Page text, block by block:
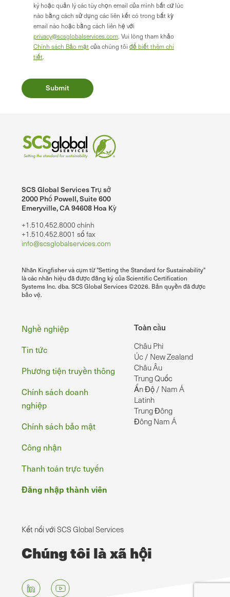
ký hoặc quản lý các tùy chọn email của mình bất cứ lúc
nào bằng cách sử dụng các liên kết có trong bất kỳ
email nào hoặc bằng cách liên hệ với
privacy@scsglobalservices.com . Vui lòng tham khảo
Chính sách Bảo mậtcủa chúng tôi để biết thêm chi
tiết
SCS Global Services Trụ sở
2000 Phố Powell, Suite 600
Emeryville, CA 94608 Hoa Kỳ
+1.510.452.8000 chính
+1.510.452.8001 số fax
info@scsglobalservices.com
Nhãn Kingfisher và cụm từ "Setting the Standard for Sustainability"
là các nhãn hiệu đã được đăng ký của Scientific Certification
Systems Inc. dba. SCS Global Services ©2026. Bản quyền đã được
bảo vệ.
Toàn cầu
Châu Phi
Úc / New Zealand
Châu Âu
Trung Quốc
Ấn Độ / Nam Á
Latinh
Trung Đông
Đông Nam Á
Chân
Nghề nghiệp
Tin tức
Phương tiện truyền thông
Chính sách doanh
nghiệp
Chính sách bảo mật
Công nhận
Thanh toán trực tuyến
Đăng nhập thành viên
Kết nối với SCS Global Services
Chúng tôi là xã hội